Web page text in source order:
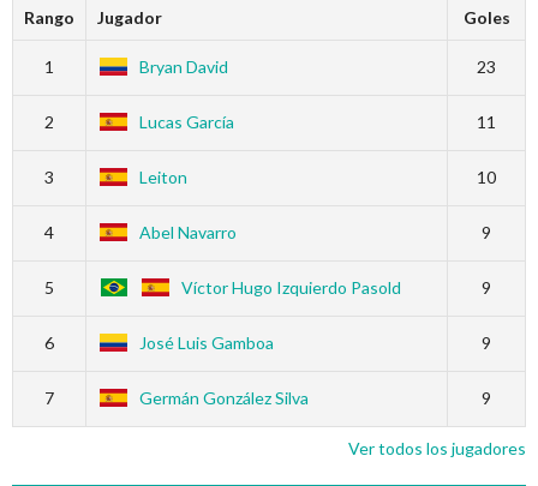
Rango Jugador Goles
1 Bryan David 23
2 Lucas García 11
3 Leiton 10
4 Abel Navarro 9
5 Víctor Hugo Izquierdo Pasold 9
6 José Luis Gamboa 9
7 Germán González Silva 9
Ver todos los jugadores